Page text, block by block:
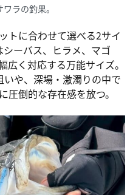
ラの釣果。
トに合わせて選べる2サイ
ーバス、ヒラメ、マゴ
く対応する万能サイズ。
や、深場・激濁りの中で
圧倒的な存在感を放つ。